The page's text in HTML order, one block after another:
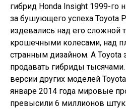
гибрид Honda Insight 1999-го
за бушующего успеха Toyota
издевались над его сложной
крошечными колесами, над
странным дизайном. А Toyota
продавать гибриды
версии других моделей
январе 2014 года мировые
превысили 6 миллионов